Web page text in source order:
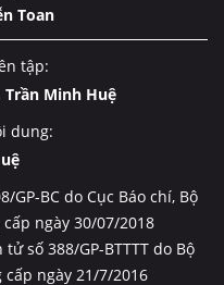
Toan
tập:
Trần Minh Huệ
dung:
BC do Cục Báo chí, Bộ
ngày 30/07/2018
số 388/GP-BTTTT do Bộ
ngày 21/7/2016